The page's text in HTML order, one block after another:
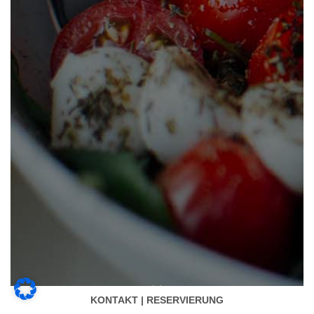
KONTAKT | RESERVIERUNG